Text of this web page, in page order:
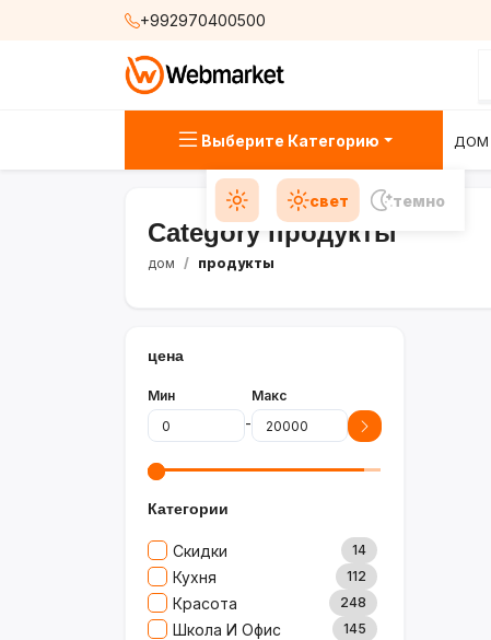
+992970400500
Выберите Категорию ДОМ
свет темно
Category продукты
дом продукты
цена
Мин
-
Макс
Категории
Скидки 14
Кухня 112
Красота 248
Школа И Офис 145